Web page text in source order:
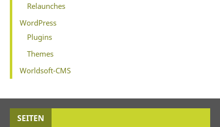
Relaunches
WordPress
Plugins
Themes
Worldsoft-CMS
SEITEN